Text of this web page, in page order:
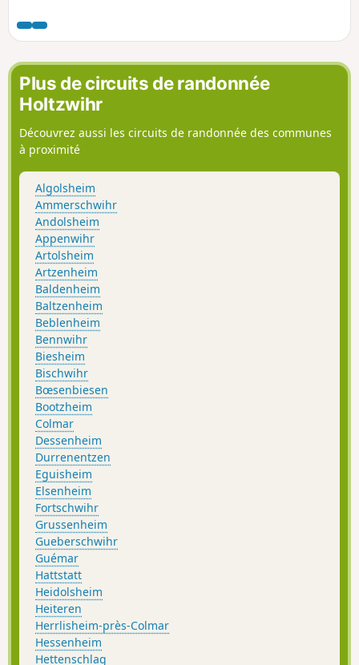
pêche et retour vers la ville par les
fortifications.
Plus de circuits de randonnée
Holtzwihr
Découvrez aussi les circuits de randonnée des communes
à proximité
Algolsheim
Ammerschwihr
Andolsheim
Appenwihr
Artolsheim
Artzenheim
Baldenheim
Baltzenheim
Beblenheim
Bennwihr
Biesheim
Bischwihr
Bœsenbiesen
Bootzheim
Colmar
Dessenheim
Durrenentzen
Eguisheim
Elsenheim
Fortschwihr
Grussenheim
Gueberschwihr
Guémar
Hattstatt
Heidolsheim
Heiteren
Herrlisheim-près-Colmar
Hessenheim
Hettenschlag